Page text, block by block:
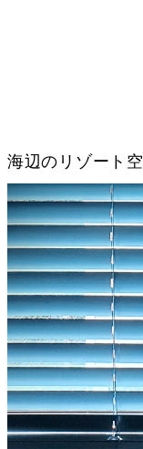
海辺のリゾート